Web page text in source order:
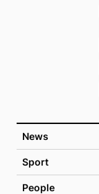
News
Sport
People